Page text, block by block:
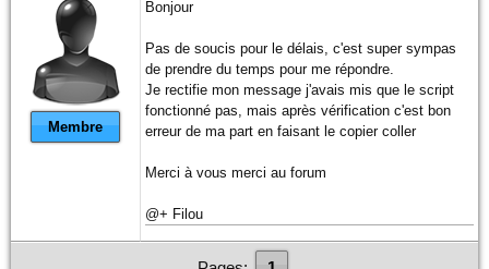
Membre
Bonjour
Pas de soucis pour le délais, c'est super sympas
de prendre du temps pour me répondre.
Je rectifie mon message j'avais mis que le script
fonctionné pas, mais après vérification c'est bon
erreur de ma part en faisant le copier coller
Merci à vous merci au forum
@+ Filou